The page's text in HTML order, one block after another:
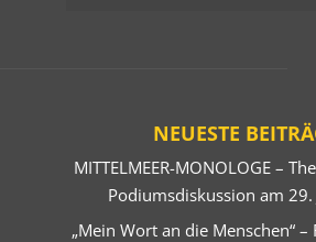
NEUESTE
MITTELMEER-MONOLOGE –
Podiumsdiskussion am 29.
„Mein Wort an die Menschen“ –